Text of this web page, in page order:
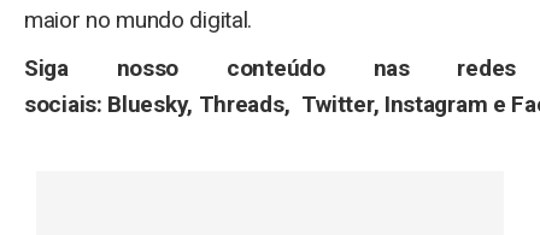
maior no mundo digital.
Siga nosso conteúdo nas redes
sociais: Bluesky, Threads, Twitter, Instagram e